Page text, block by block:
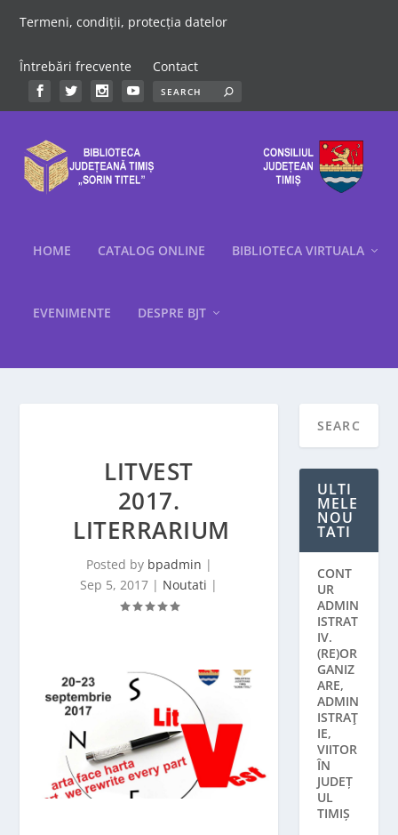
Termeni, condiții, protecția datelor
Întrebări frecvente Contact
HOME CATALOG ONLINE BIBLIOTECA VIRTUALA
EVENIMENTE DESPRE BJT
LITVEST
2017.
LITERRARIUM
Posted by bpadmin |
Sep 5, 2017 | Noutati |
ULTI
MELE
NOU
TATI
CONT
UR
ADMIN
ISTRAT
IV.
(RE)OR
GANIZ
ARE,
ADMIN
ISTRAŢ
IE,
VIITOR
ÎN
JUDEȚ
UL
TIMIȘ